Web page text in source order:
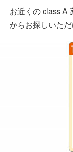
お近くの class A
からお探しいただ